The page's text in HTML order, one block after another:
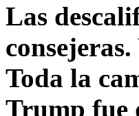
Las
Toda la
Trump fue